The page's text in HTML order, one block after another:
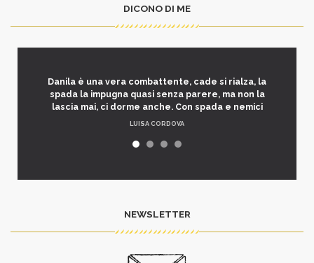
DICONO DI ME
Danila è una vera combattente, cade si rialza, la
spada la impugna quasi senza parere, ma non la
lascia mai, ci dorme anche. Con spada e nemici
LUISA CORDOVA
NEWSLETTER